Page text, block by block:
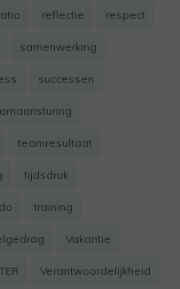
reflectie respect
samenwerking
successen
teamresultaat
tijdsdruk
training
Vakantie
Verantwoordelijkheid